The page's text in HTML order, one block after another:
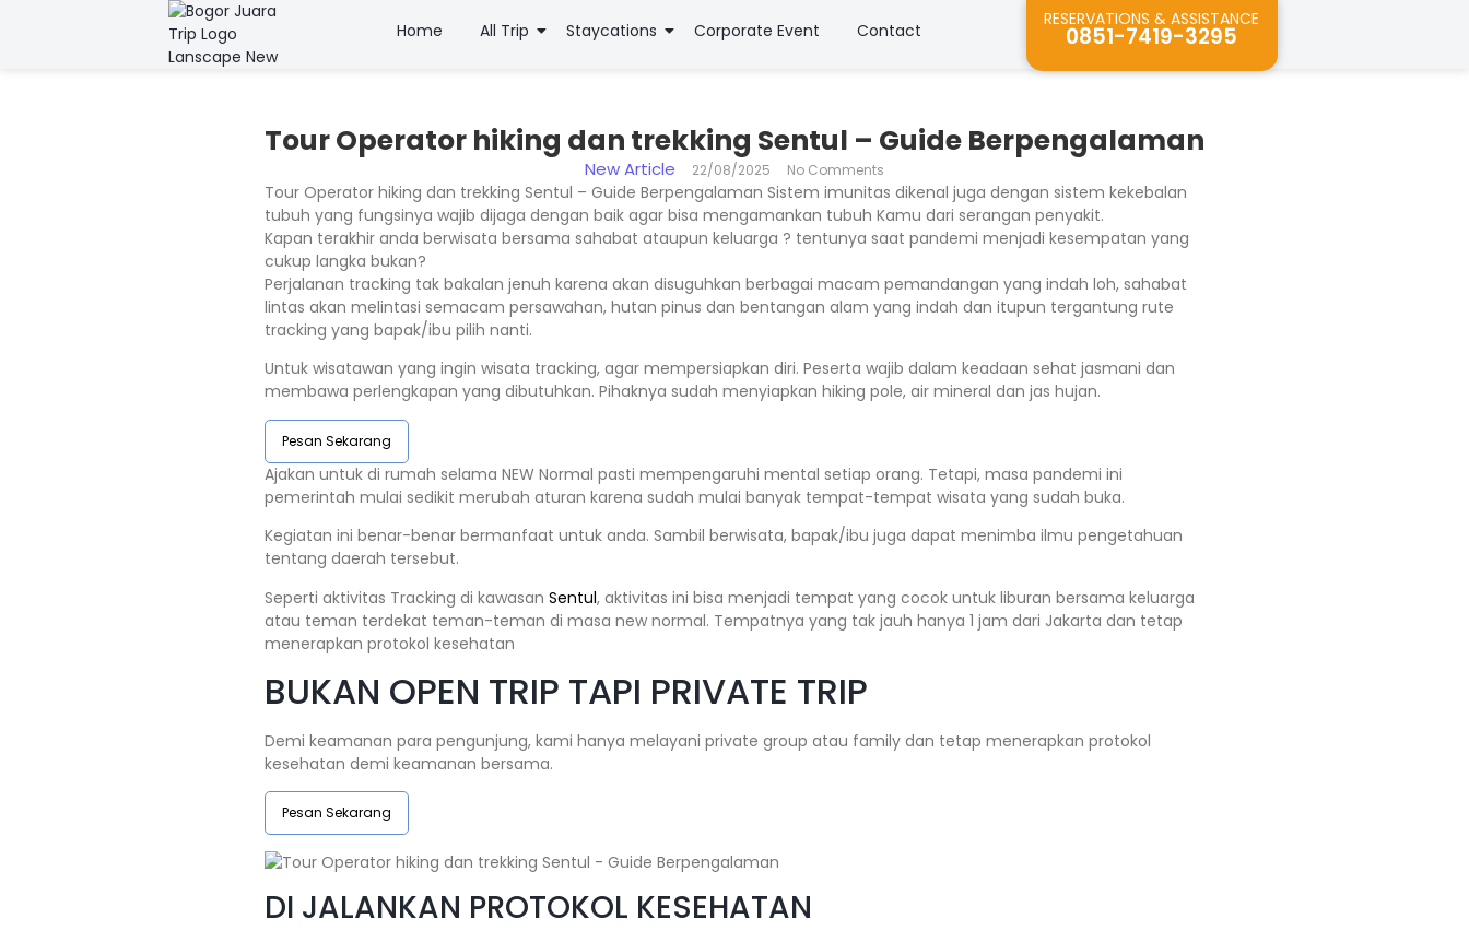
Home All Trip Staycations Corporate Event Contact
RESERVATIONS & ASSISTANCE
0851-7419-3295
Tour Operator hiking dan trekking Sentul – Guide Berpengalaman
New Article 22/08/2025 No Comments
Tour Operator hiking dan trekking Sentul – Guide Berpengalaman Sistem imunitas dikenal juga dengan sistem kekebalan
tubuh yang fungsinya wajib dijaga dengan baik agar bisa mengamankan tubuh Kamu dari serangan penyakit.
Kapan terakhir anda berwisata bersama sahabat ataupun keluarga ? tentunya saat pandemi menjadi kesempatan yang
cukup langka bukan?
Perjalanan tracking tak bakalan jenuh karena akan disuguhkan berbagai macam pemandangan yang indah loh, sahabat
lintas akan melintasi semacam persawahan, hutan pinus dan bentangan alam yang indah dan itupun tergantung rute
tracking yang bapak/ibu pilih nanti.
Untuk wisatawan yang ingin wisata tracking, agar mempersiapkan diri. Peserta wajib dalam keadaan sehat jasmani dan
membawa perlengkapan yang dibutuhkan. Pihaknya sudah menyiapkan hiking pole, air mineral dan jas hujan.
Pesan Sekarang
Ajakan untuk di rumah selama NEW Normal pasti mempengaruhi mental setiap orang. Tetapi, masa pandemi ini
pemerintah mulai sedikit merubah aturan karena sudah mulai banyak tempat-tempat wisata yang sudah buka.
Kegiatan ini benar-benar bermanfaat untuk anda. Sambil berwisata, bapak/ibu juga dapat menimba ilmu pengetahuan
tentang daerah tersebut.
Seperti aktivitas Tracking di kawasan Sentul, aktivitas ini bisa menjadi tempat yang cocok untuk liburan bersama keluarga
atau teman terdekat teman-teman di masa new normal. Tempatnya yang tak jauh hanya 1 jam dari Jakarta dan tetap
menerapkan protokol kesehatan
BUKAN OPEN TRIP TAPI PRIVATE TRIP
Demi keamanan para pengunjung, kami hanya melayani private group atau family dan tetap menerapkan protokol
kesehatan demi keamanan bersama.
Pesan Sekarang
DI JALANKAN PROTOKOL KESEHATAN